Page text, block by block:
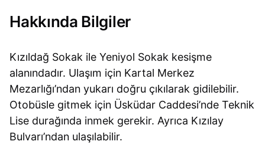
Hakkında Bilgiler
Kızıldağ Sokak ile Yeniyol Sokak kesişme
alanındadır. Ulaşım için Kartal Merkez
Mezarlığı’ndan yukarı doğru çıkılarak gidilebilir.
Otobüsle gitmek için Üsküdar Caddesi’nde Teknik
Lise durağında inmek gerekir. Ayrıca Kızılay
Bulvarı’ndan ulaşılabilir.